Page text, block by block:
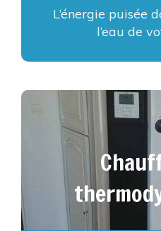
L’énergie puisée
l’eau de